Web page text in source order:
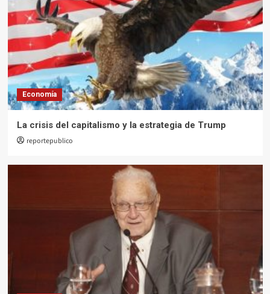
2
montaje judicial
3
Opinión
¿Interpelar o bloquear al gobierno
Lo más indignante es la indiferencia
La verdadera democracia se construye
desde los territorios
Economía
La crisis del capitalismo y la estrategia de Trump
reportepublico